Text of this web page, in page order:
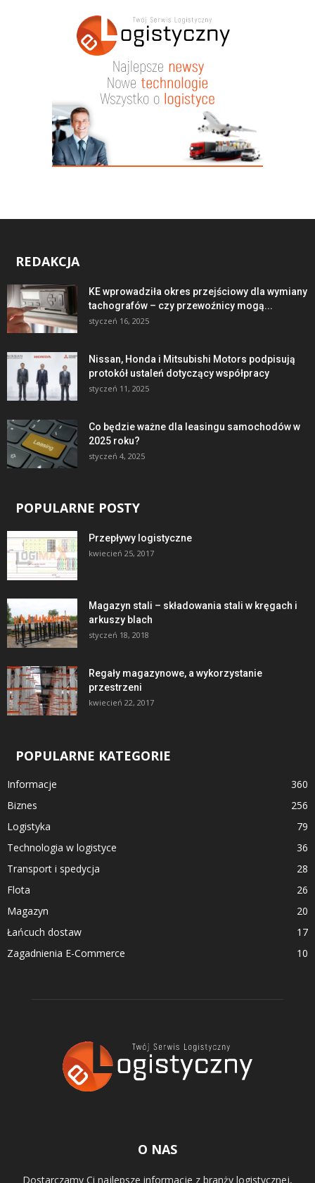
REDAKCJA
KE wprowadziła okres przejściowy dla wymiany
tachografów – czy przewoźnicy mogą...
styczeń 16, 2025
Nissan, Honda i Mitsubishi Motors podpisują
protokół ustaleń dotyczący współpracy
styczeń 11, 2025
Co będzie ważne dla leasingu samochodów w
2025 roku?
styczeń 4, 2025
POPULARNE POSTY
Przepływy logistyczne
kwiecień 25, 2017
Magazyn stali – składowania stali w kręgach i
arkuszy blach
styczeń 18, 2018
Regały magazynowe, a wykorzystanie
przestrzeni
kwiecień 22, 2017
POPULARNE KATEGORIE
Informacje
360
Biznes
256
Logistyka
79
Technologia w logistyce
36
Transport i spedycja
28
Flota
26
Magazyn
20
Łańcuch dostaw
17
Zagadnienia E-Commerce
10
O NAS
Dostarczamy Ci najlepsze informacje z branży logistycznej,